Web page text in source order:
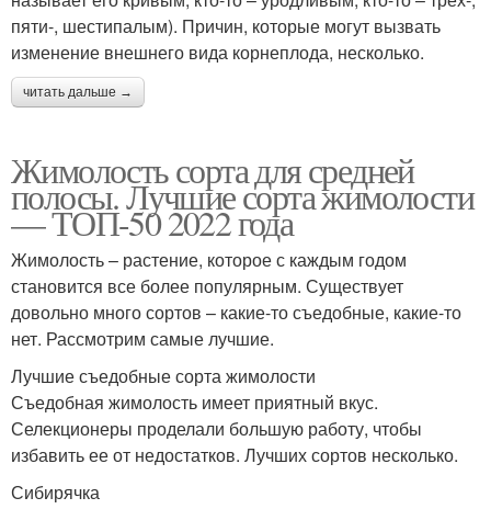
пяти-, шестипалым). Причин, которые могут вызвать
изменение внешнего вида корнеплода, несколько.
читать дальше →
Жимолость сорта для средней
полосы. Лучшие сорта жимолости
— ТОП-50 2022 года
Жимолость – растение, которое с каждым годом
становится все более популярным. Существует
довольно много сортов – какие-то съедобные, какие-то
нет. Рассмотрим самые лучшие.
Лучшие съедобные сорта жимолости
Съедобная жимолость имеет приятный вкус.
Селекционеры проделали большую работу, чтобы
избавить ее от недостатков. Лучших сортов несколько.
Сибирячка